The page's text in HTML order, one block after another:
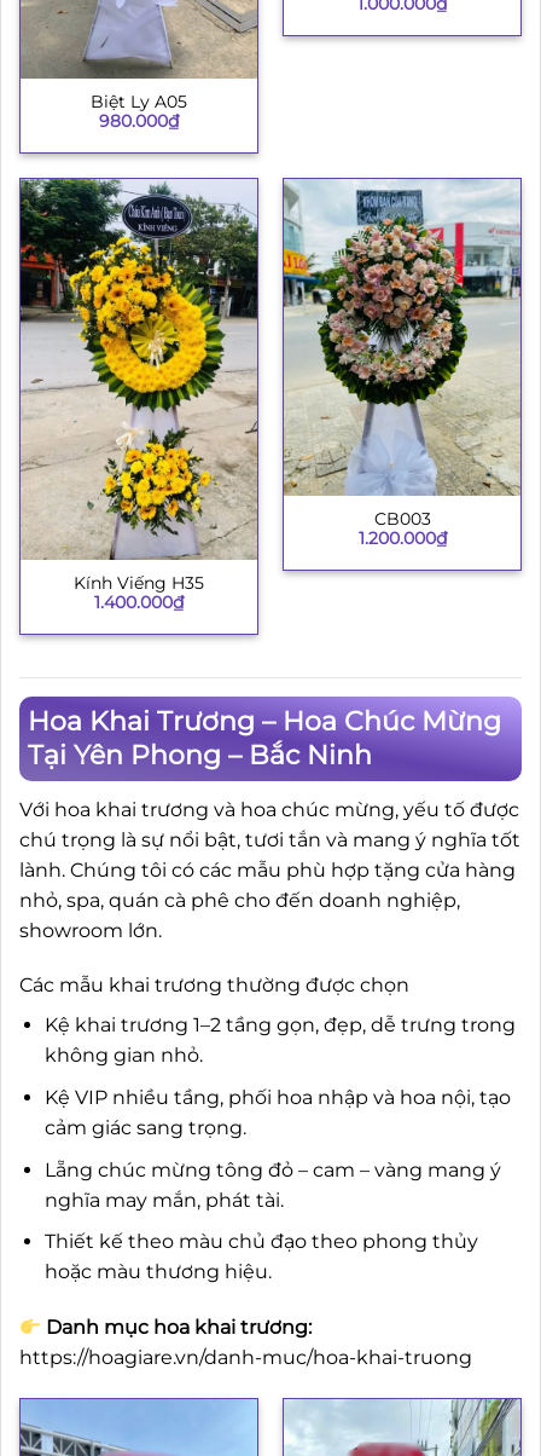
Biệt Ly A05
980.000₫
Kính Viếng H35
1.400.000₫
CB003
1.200.000₫
Hoa Khai Trương – Hoa Chúc Mừng
Tại Yên Phong – Bắc Ninh
Với hoa khai trương và hoa chúc mừng, yếu tố được
chú trọng là sự nổi bật, tươi tắn và mang ý nghĩa tốt
lành. Chúng tôi có các mẫu phù hợp tặng cửa hàng
nhỏ, spa, quán cà phê cho đến doanh nghiệp,
showroom lớn.
Các mẫu khai trương thường được chọn
Kệ khai trương 1–2 tầng gọn, đẹp, dễ trưng trong
không gian nhỏ.
Kệ VIP nhiều tầng, phối hoa nhập và hoa nội, tạo
cảm giác sang trọng.
Lẵng chúc mừng tông đỏ – cam – vàng mang ý
nghĩa may mắn, phát tài.
Thiết kế theo màu chủ đạo theo phong thủy
hoặc màu thương hiệu.
Danh mục hoa khai trương:
https://hoagiare.vn/danh-muc/hoa-khai-truong